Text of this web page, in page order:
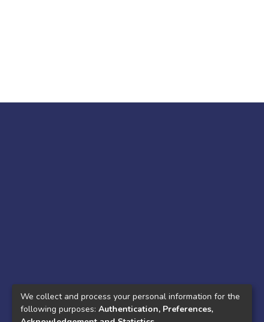
We collect and process your personal information for the
following purposes: Authentication, Preferences,